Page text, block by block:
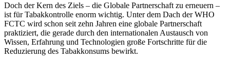
Doch der Kern des Ziels – die Globale Partnerschaft zu erneuern –
ist für Tabakkontrolle enorm wichtig. Unter dem Dach der WHO
FCTC wird schon seit zehn Jahren eine globale Partnerschaft
praktiziert, die gerade durch den internationalen Austausch von
Wissen, Erfahrung und Technologien große Fortschritte für die
Reduzierung des Tabakkonsums bewirkt.